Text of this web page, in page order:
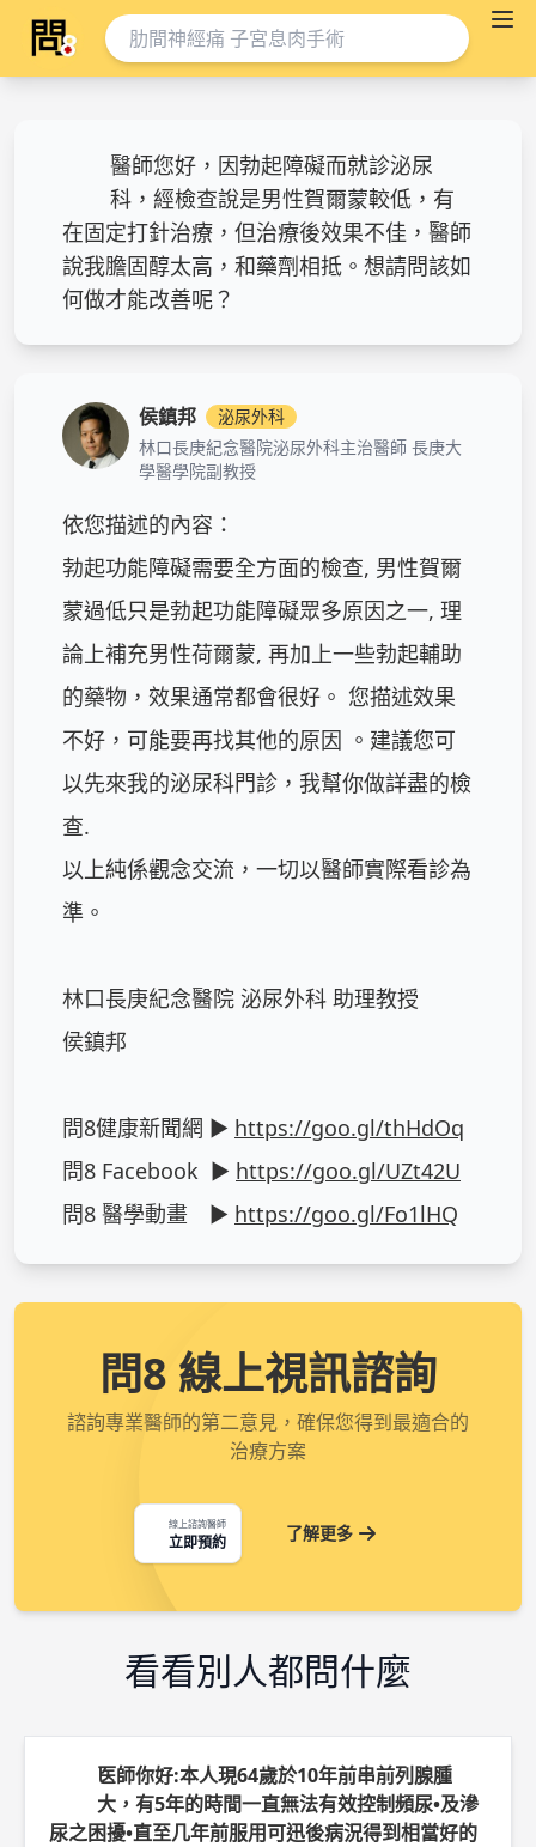
醫師您好，因勃起障礙而就診泌尿
科，經檢查說是男性賀爾蒙較低，有
在固定打針治療，但治療後效果不佳，醫師
說我膽固醇太高，和藥劑相抵。想請問該如
何做才能改善呢？
侯鎮邦
泌尿外科
林口長庚紀念醫院泌尿外科主治醫師 長庚大
學醫學院副教授
依您描述的內容：
勃起功能障礙需要全方面的檢查, 男性賀爾
蒙過低只是勃起功能障礙眾多原因之一, 理
論上補充男性荷爾蒙, 再加上一些勃起輔助
的藥物，效果通常都會很好。 您描述效果
不好，可能要再找其他的原因 。建議您可
以先來我的泌尿科門診，我幫你做詳盡的檢
查.
以上純係觀念交流，一切以醫師實際看診為
準。
林口長庚紀念醫院 泌尿外科 助理教授
侯鎮邦
問8健康新聞網 ► https://goo.gl/thHdOq
問8 Facebook  ► https://goo.gl/UZt42U
問8 醫學動畫　► https://goo.gl/Fo1lHQ
問8 線上視訊諮詢
諮詢專業醫師的第二意見，確保您得到最適合的
治療方案
線上諮詢醫師
立即預約 了解更多
看看別人都問什麼
医師你好:本人現64歲於10年前串前列腺腫
大，有5年的時間一直無法有效控制頻尿•及滲
尿之困擾•直至几年前服用可迅後病況得到相當好的